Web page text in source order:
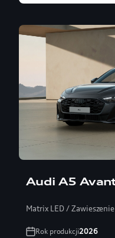
Audi A5
Matrix LED /
Rok produkcji2026